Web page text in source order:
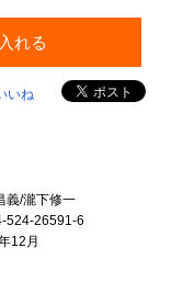
れる
いね
義/瀧下修一
524-26591-6
12月